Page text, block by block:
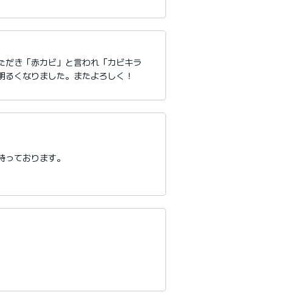
き「赤カビ」と言われ「カビキラ
くなりました。またよろしく！
ております。